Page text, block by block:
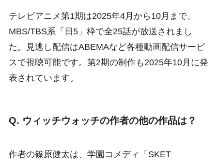
テレビアニメ第1期は2025年4月から10月まで、
MBS/TBS系「日5」枠で全25話が放送されまし
た。見逃し配信はABEMAなど各種動画配信サービ
スで視聴可能です。第2期の制作も2025年10月に発
表されています。
Q. ウィッチウォッチの作者の他の作品は？
作者の篠原健太は、学園コメディ「SKET